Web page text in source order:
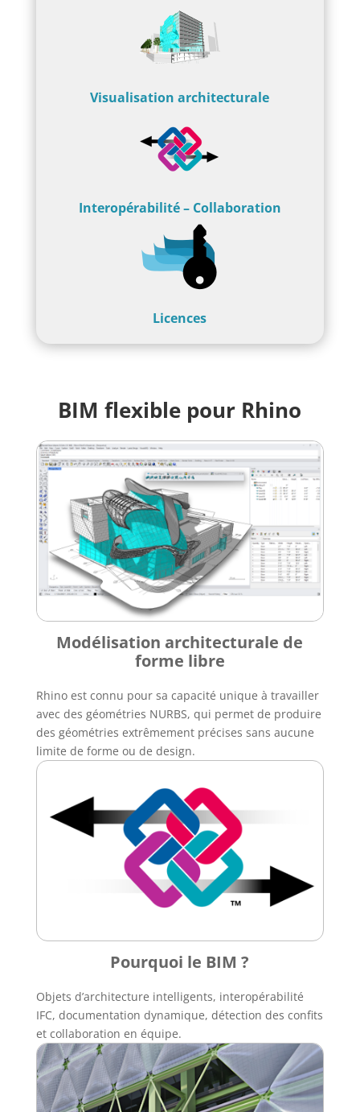
Visualisation architecturale
Interopérabilité – Collaboration
Licences
BIM flexible pour Rhino
Modélisation architecturale de
forme libre
Rhino est connu pour sa capacité unique à travailler
avec des géométries NURBS, qui permet de produire
des géométries extrêmement précises sans aucune
limite de forme ou de design.
Pourquoi le BIM ?
Objets d’architecture intelligents, interopérabilité
IFC, documentation dynamique, détection des confits
et collaboration en équipe.